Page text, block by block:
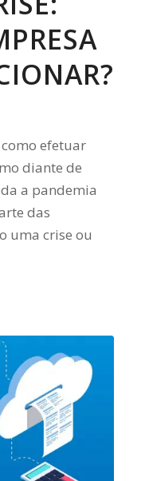
efetuar
diante de
a pandemia
das
uma crise ou